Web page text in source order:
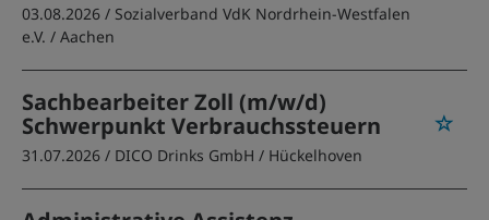
03.08.2026 / Sozialverband VdK Nordrhein-Westfalen
e.V. / Aachen
Sachbearbeiter Zoll (m/w/d)
Schwerpunkt Verbrauchssteuern
31.07.2026 / DICO Drinks GmbH / Hückelhoven